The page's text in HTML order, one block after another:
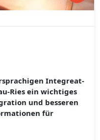
Integreat-
Ries ein wichtiges
und besseren
für